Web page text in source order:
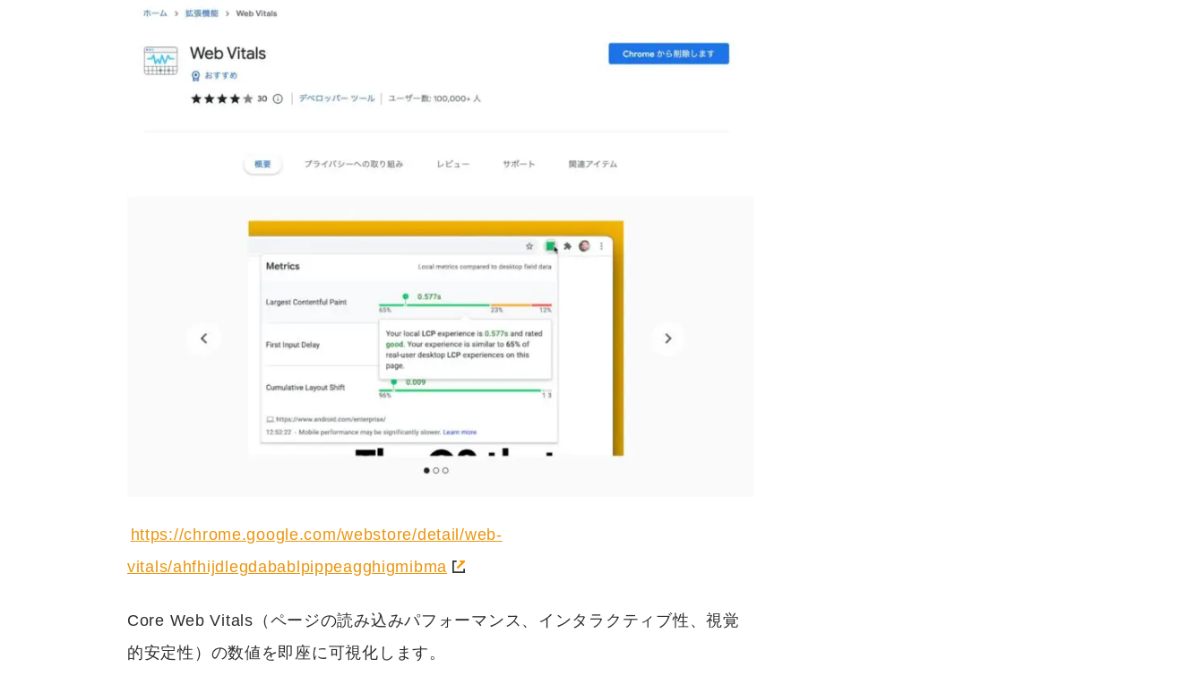
https://chrome.google.com/webstore/detail/web-
vitals/ahfhijdlegdabablpippeagghigmibma
Core Web Vitals（ページの読み込みパフォーマンス、インタラクティブ性、視覚
的安定性）の数値を即座に可視化します。